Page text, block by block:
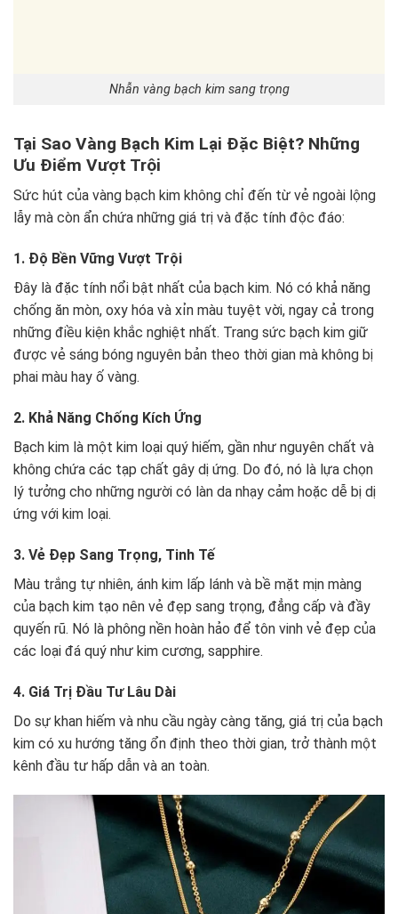
Nhẫn vàng bạch kim sang trọng
Tại Sao Vàng Bạch Kim Lại Đặc Biệt? Những
Ưu Điểm Vượt Trội
Sức hút của vàng bạch kim không chỉ đến từ vẻ ngoài lộng
lẫy mà còn ẩn chứa những giá trị và đặc tính độc đáo:
1. Độ Bền Vững Vượt Trội
Đây là đặc tính nổi bật nhất của bạch kim. Nó có khả năng
chống ăn mòn, oxy hóa và xỉn màu tuyệt vời, ngay cả trong
những điều kiện khắc nghiệt nhất. Trang sức bạch kim giữ
được vẻ sáng bóng nguyên bản theo thời gian mà không bị
phai màu hay ố vàng.
2. Khả Năng Chống Kích Ứng
Bạch kim là một kim loại quý hiếm, gần như nguyên chất và
không chứa các tạp chất gây dị ứng. Do đó, nó là lựa chọn
lý tưởng cho những người có làn da nhạy cảm hoặc dễ bị dị
ứng với kim loại.
3. Vẻ Đẹp Sang Trọng, Tinh Tế
Màu trắng tự nhiên, ánh kim lấp lánh và bề mặt mịn màng
của bạch kim tạo nên vẻ đẹp sang trọng, đẳng cấp và đầy
quyến rũ. Nó là phông nền hoàn hảo để tôn vinh vẻ đẹp của
các loại đá quý như kim cương, sapphire.
4. Giá Trị Đầu Tư Lâu Dài
Do sự khan hiếm và nhu cầu ngày càng tăng, giá trị của bạch
kim có xu hướng tăng ổn định theo thời gian, trở thành một
kênh đầu tư hấp dẫn và an toàn.